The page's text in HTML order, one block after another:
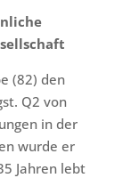
(82) den
Q2 von
in der
wurde er
Jahren lebt